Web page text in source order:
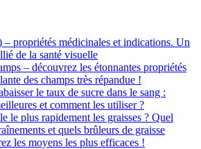
propriétés médicinales et indications. Un
de la santé visuelle
– découvrez les étonnantes propriétés
des champs très répandue !
le taux de sucre dans le sang :
et comment les utiliser ?
le plus rapidement les graisses ? Quel
et quels brûleurs de graisse
les moyens les plus efficaces !